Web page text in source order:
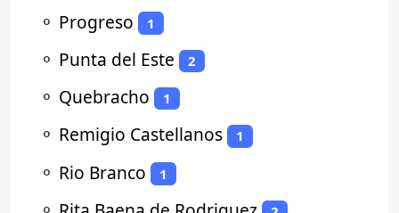
⚬ Progreso 1
⚬ Punta del Este 2
⚬ Quebracho 1
⚬ Remigio Castellanos 1
⚬ Rio Branco 1